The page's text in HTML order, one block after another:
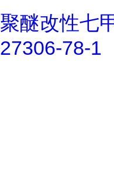
聚醚改性七
27306-78-1